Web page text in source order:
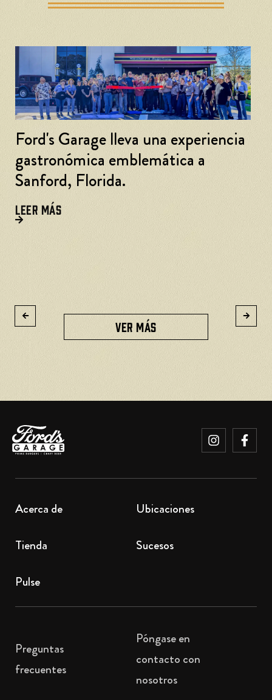
Ford's Garage acelera en Lexington,
Kentucky
VER MÁS
Acerca de Ubicaciones
Tienda Sucesos
Pulse
Preguntas
frecuentes
Póngase en
contacto con
nosotros